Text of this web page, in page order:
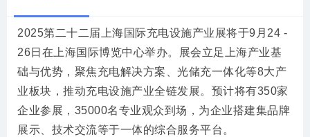
2025第二十二届上海国际充电设施产业展将于9月24 -
26日在上海国际博览中心举办。展会立足上海产业基
础与优势，聚焦充电解决方案、光储充一体化等8大产
业板块，推动充电设施产业全链发展。预计将有350家
企业参展，35000名专业观众到场，为企业搭建集品牌
展示、技术交流等于一体的综合服务平台。